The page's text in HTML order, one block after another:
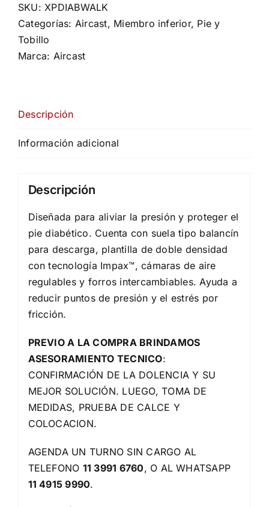
SKU: XPDIABWALK
Categorías: Aircast, Miembro inferior, Pie y
Tobillo
Marca: Aircast
Descripción
Información adicional
Descripción
Diseñada para aliviar la presión y proteger el
pie diabético. Cuenta con suela tipo balancín
para descarga, plantilla de doble densidad
con tecnología Impax™, cámaras de aire
regulables y forros intercambiables. Ayuda a
reducir puntos de presión y el estrés por
fricción.
PREVIO A LA COMPRA BRINDAMOS
ASESORAMIENTO TECNICO:
CONFIRMACIÓN DE LA DOLENCIA Y SU
MEJOR SOLUCIÓN. LUEGO, TOMA DE
MEDIDAS, PRUEBA DE CALCE Y
COLOCACION.
AGENDA UN TURNO SIN CARGO AL
TELEFONO 11 3991 6760, O AL WHATSAPP
11 4915 9990.